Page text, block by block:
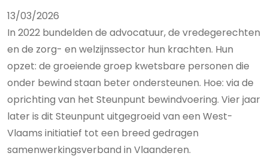
13/03/2026
In 2022 bundelden de advocatuur, de vredegerechten
en de zorg- en welzijnssector hun krachten. Hun
opzet: de groeiende groep kwetsbare personen die
onder bewind staan beter ondersteunen. Hoe: via de
oprichting van het Steunpunt bewindvoering. Vier jaar
later is dit Steunpunt uitgegroeid van een West-
Vlaams initiatief tot een breed gedragen
samenwerkingsverband in Vlaanderen.